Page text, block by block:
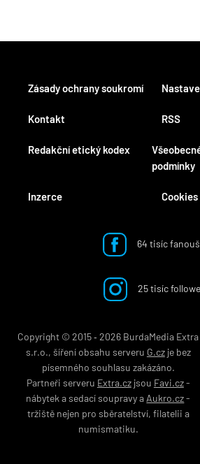
Kontakt
Redakční etický kodex
Inzerce
RSS
podmínky
Zásady ochrany soukromí
64 tisíc
25 tisíc
Copyright © 2015 ‐ 2026 BurdaMedia Extra
s.r.o., šíření obsahu serveru G.czje bez
písemného souhlasu zakázáno.
Partneři serveru Extra.czjsou Favi.cz-
nábyteka sedací soupravyaAukro.cz-
tržiště nejen pro sběratelství, filatelii a
numismatiku.